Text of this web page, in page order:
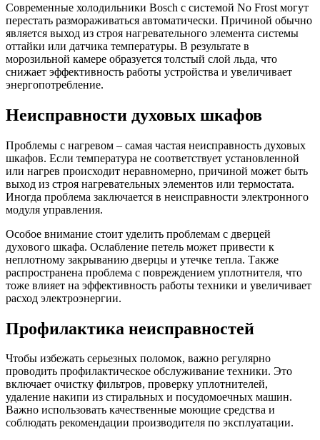
Современные холодильники Bosch с системой No Frost могут
перестать размораживаться автоматически. Причиной обычно
является выход из строя нагревательного элемента системы
оттайки или датчика температуры. В результате в
морозильной камере образуется толстый слой льда, что
снижает эффективность работы устройства и увеличивает
энергопотребление.
Неисправности духовых шкафов
Проблемы с нагревом – самая частая неисправность духовых
шкафов. Если температура не соответствует установленной
или нагрев происходит неравномерно, причиной может быть
выход из строя нагревательных элементов или термостата.
Иногда проблема заключается в неисправности электронного
модуля управления.
Особое внимание стоит уделить проблемам с дверцей
духового шкафа. Ослабление петель может привести к
неплотному закрыванию дверцы и утечке тепла. Также
распространена проблема с повреждением уплотнителя, что
тоже влияет на эффективность работы техники и увеличивает
расход электроэнергии.
Профилактика неисправностей
Чтобы избежать серьезных поломок, важно регулярно
проводить профилактическое обслуживание техники. Это
включает очистку фильтров, проверку уплотнителей,
удаление накипи из стиральных и посудомоечных машин.
Важно использовать качественные моющие средства и
соблюдать рекомендации производителя по эксплуатации.